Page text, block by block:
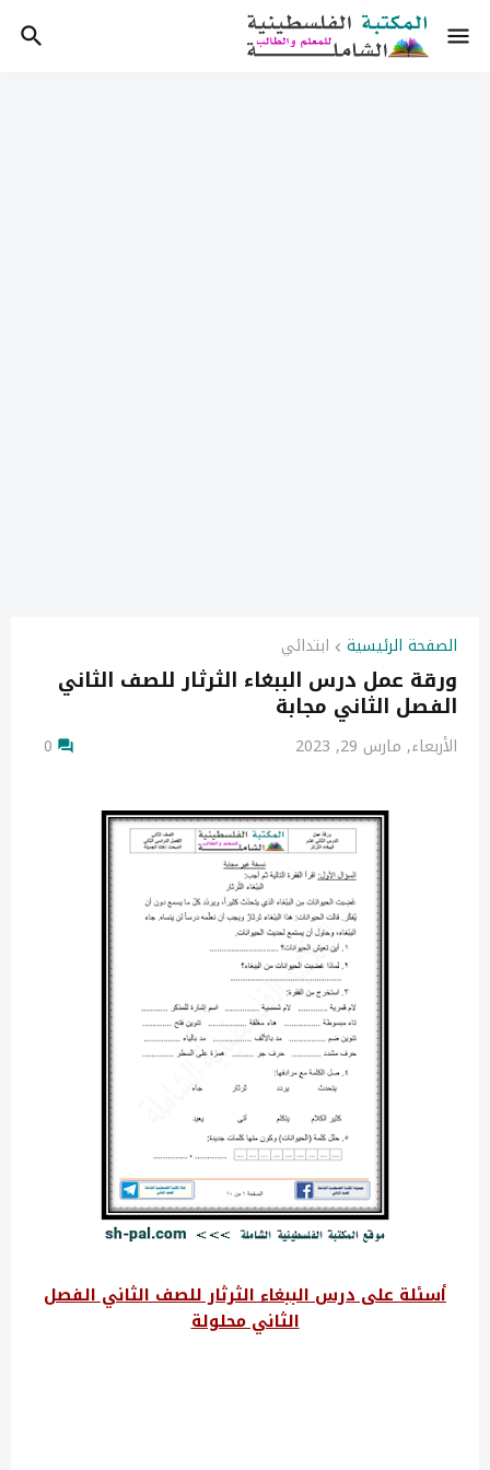
الصفحة الرئيسية ابتدائي
ورقة عمل درس الببغاء الثرثار للصف الثاني
الفصل الثاني مجابة
الأربعاء, مارس 29, 2023 0
أسئلة على درس الببغاء الثرثار للصف الثاني الفصل
الثاني محلولة